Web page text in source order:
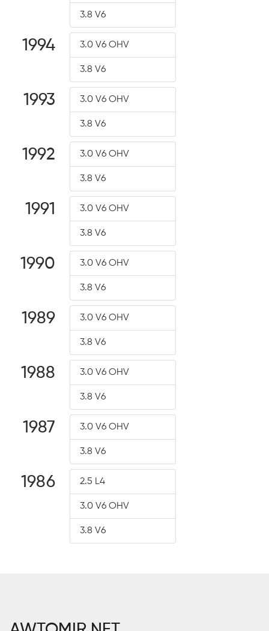
3.8 V6
1994 3.0 V6 OHV
3.8 V6
1993 3.0 V6 OHV
3.8 V6
1992 3.0 V6 OHV
3.8 V6
1991 3.0 V6 OHV
3.8 V6
1990 3.0 V6 OHV
3.8 V6
1989 3.0 V6 OHV
3.8 V6
1988 3.0 V6 OHV
3.8 V6
1987 3.0 V6 OHV
3.8 V6
1986 2.5 L4
3.0 V6 OHV
3.8 V6